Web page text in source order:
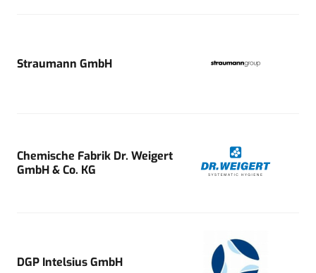
Straumann GmbH
Chemische Fabrik Dr. Weigert
GmbH & Co. KG
DGP Intelsius GmbH